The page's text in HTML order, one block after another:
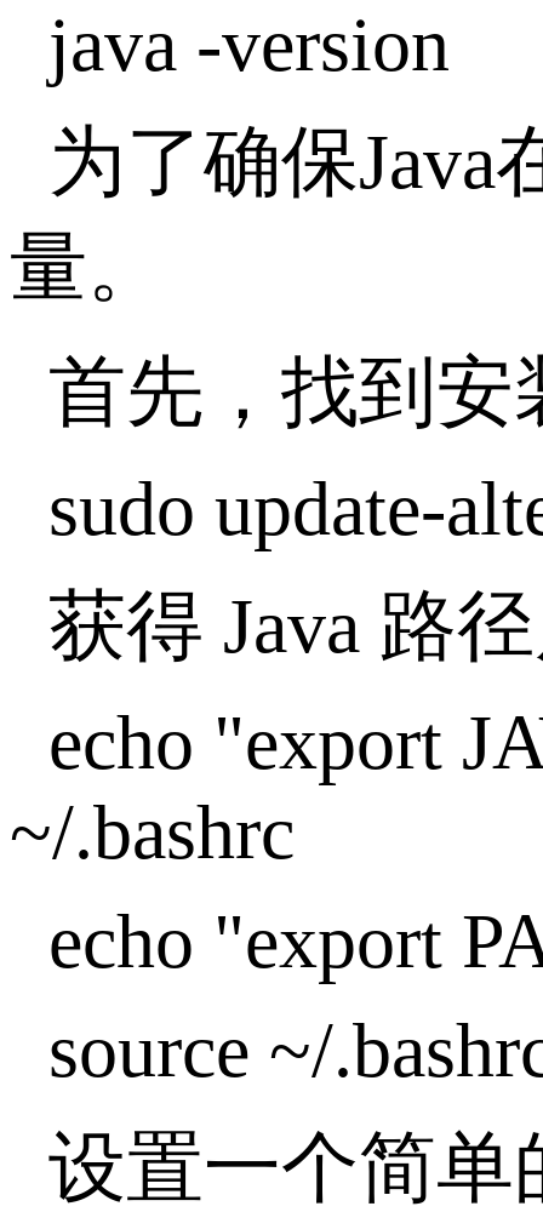
java -version
为了确保
量。
首先，找到安
sudo update-
获得 Java 路
echo "export
~/.bashrc
echo "export
source ~/
设置一个简单